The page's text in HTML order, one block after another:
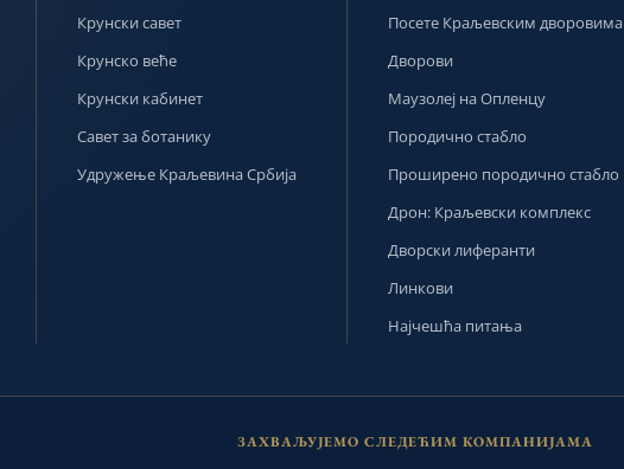
Крунски савет
Крунско веће
Крунски кабинет
Савет за ботанику
Удружење Краљевина Србија
Посете Краљевским дворовима
Дворови
Маузолеј на Опленцу
Породично стабло
Проширено породично стабло
Дрон: Краљевски комплекс
Дворски лиферанти
Линкови
Најчешћа питања
ЗАХВАЉУЈЕМО СЛЕДЕЋИМ КОМПАНИЈАМА